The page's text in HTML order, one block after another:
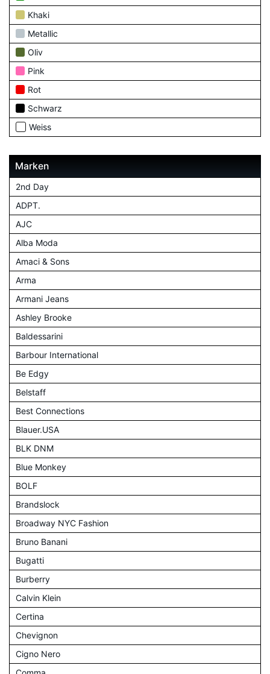
Khaki
Metallic
Oliv
Pink
Rot
Schwarz
Weiss
Marken
2nd Day
ADPT.
AJC
Alba Moda
Amaci & Sons
Arma
Armani Jeans
Ashley Brooke
Baldessarini
Barbour International
Be Edgy
Belstaff
Best Connections
Blauer.USA
BLK DNM
Blue Monkey
BOLF
Brandslock
Broadway NYC Fashion
Bruno Banani
Bugatti
Burberry
Calvin Klein
Certina
Chevignon
Cigno Nero